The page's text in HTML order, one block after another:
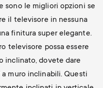
sono le migliori opzioni se
il televisore in nessuna
finitura super elegante.
televisore possa essere
inclinato, dovete dare
muro inclinabili. Questi